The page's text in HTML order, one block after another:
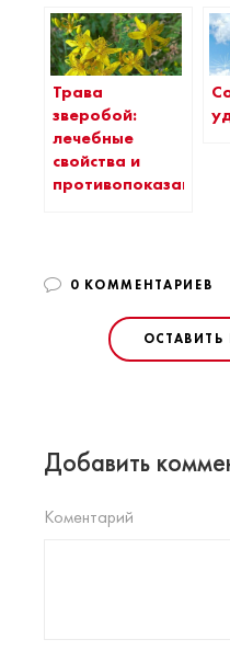
Трава
зверобой:
лечебные
свойства и
противопоказания
0 КОММЕНТАРИЕВ
Добавить
Коментарий